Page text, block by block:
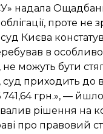
надала
проте не
Києва
в
не можуть бути
приходить до
грн.», —
рішення на
про правовий